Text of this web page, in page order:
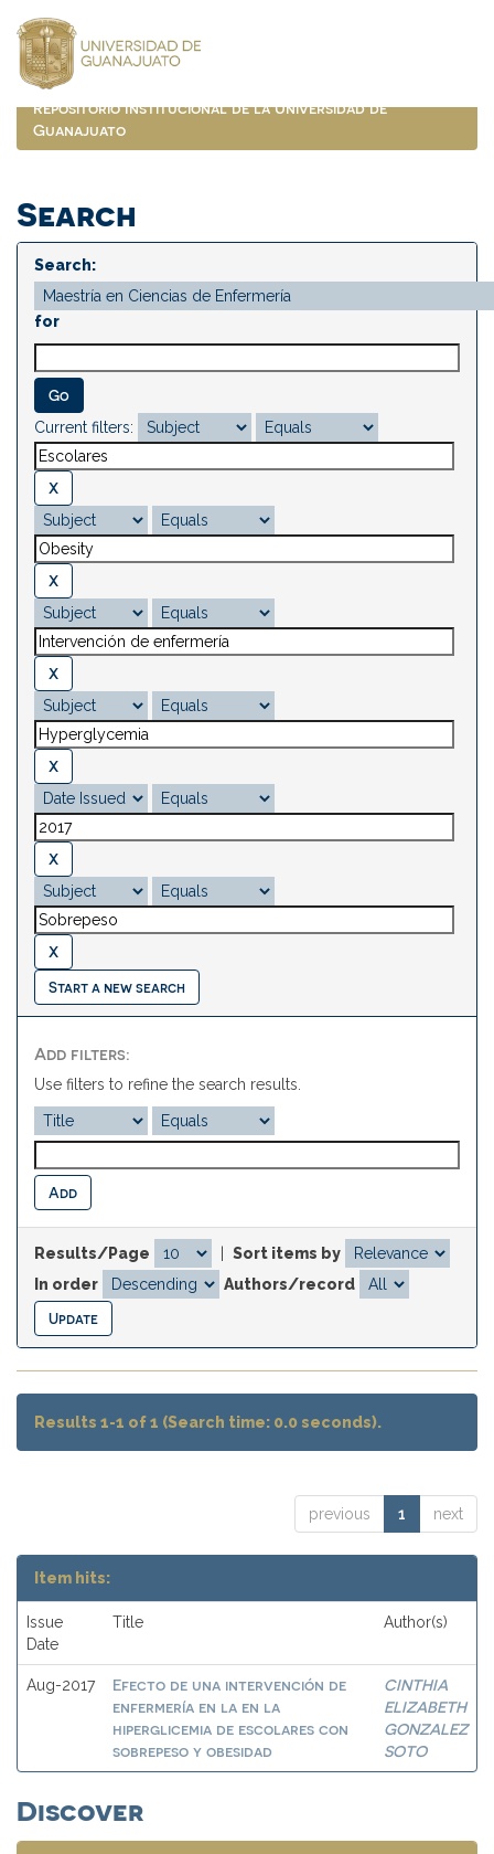
navigation
Repositorio Institucional de la Universidad de
Guanajuato
Search
Search:
for
Current filters:
Start a new search
Add filters:
Use filters to refine the search results.
Results/Page
Sort items by
In order
Authors/record
Results 1-1 of 1 (Search time: 0.0 seconds).
previous 1 next
Item hits:
Issue
Date
Title Author(s)
Aug-2017
Efecto de una intervención de
enfermería en la en la
hiperglicemia de escolares con
sobrepeso y obesidad
CINTHIA
ELIZABETH
GONZALEZ
SOTO
Discover